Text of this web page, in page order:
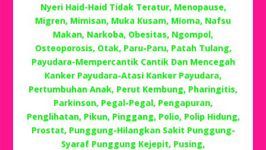
Nyeri Haid-Haid Tidak Teratur, Menopause,
Migren, Mimisan, Muka Kusam, Mioma, Nafsu
Makan, Narkoba, Obesitas, Ngompol,
Osteoporosis, Otak, Paru-Paru, Patah Tulang,
Payudara-Mempercantik Cantik Dan Mencegah
Kanker Payudara-Atasi Kanker Payudara,
Pertumbuhan Anak, Perut Kembung, Pharingitis,
Parkinson, Pegal-Pegal, Pengapuran,
Penglihatan, Pikun, Pinggang, Polio, Polip Hidung,
Prostat, Punggung-Hilangkan Sakit Punggung-
Syaraf Punggung Kejepit, Pusing,